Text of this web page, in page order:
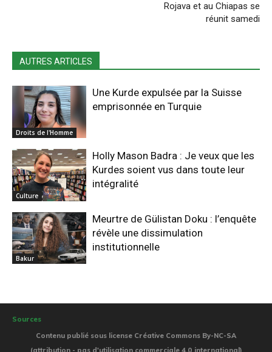
Rojava et au Chiapas se
réunit samedi
AUTRES ARTICLES
Droits de l'Homme
Une Kurde expulsée par la Suisse
emprisonnée en Turquie
Culture
Holly Mason Badra : Je veux que les
Kurdes soient vus dans toute leur
intégralité
Bakur
Meurtre de Gülistan Doku : l’enquête
révèle une dissimulation
institutionnelle
Sources
Contenu publié sous license Créative Commons By-NC-SA